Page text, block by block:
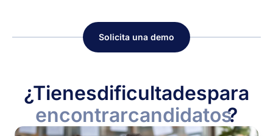
Solicita una demo
¿Tienesdificultadespara
encontrarcandidatos?